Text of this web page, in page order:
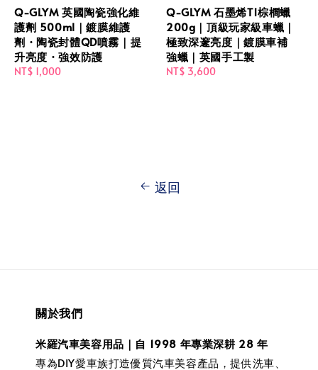
Q-GLYM 英國陶瓷強化維
護劑 500ml｜鍍膜維護
劑・陶瓷封體QD噴霧｜提
升亮度・強效防護
Regular
NT$ 1,000
Q-GLYM 石墨烯T1棕櫚蠟
200g｜頂級玩家級車蠟｜
極致深邃亮度｜鍍膜車補
強蠟｜英國手工製
Regular
NT$ 3,600
返回
關於我們
米羅汽車美容用品｜自 1998 年專業深耕 28 年
專為DIY愛車族打造優質汽車美容產品，提供洗車、